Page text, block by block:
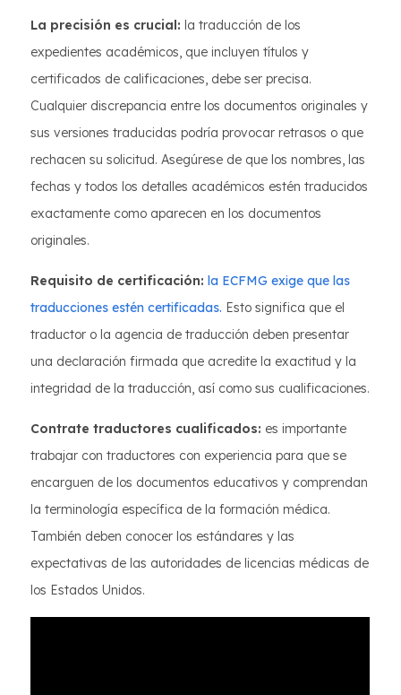
La precisión es crucial: la traducción de los
expedientes académicos, que incluyen títulos y
certificados de calificaciones, debe ser precisa.
Cualquier discrepancia entre los documentos originales y
sus versiones traducidas podría provocar retrasos o que
rechacen su solicitud. Asegúrese de que los nombres, las
fechas y todos los detalles académicos estén traducidos
exactamente como aparecen en los documentos
originales.
Requisito de certificación: la ECFMG exige que las
traducciones estén certificadas. Esto significa que el
traductor o la agencia de traducción deben presentar
una declaración firmada que acredite la exactitud y la
integridad de la traducción, así como sus cualificaciones.
Contrate traductores cualificados: es importante
trabajar con traductores con experiencia para que se
encarguen de los documentos educativos y comprendan
la terminología específica de la formación médica.
También deben conocer los estándares y las
expectativas de las autoridades de licencias médicas de
los Estados Unidos.